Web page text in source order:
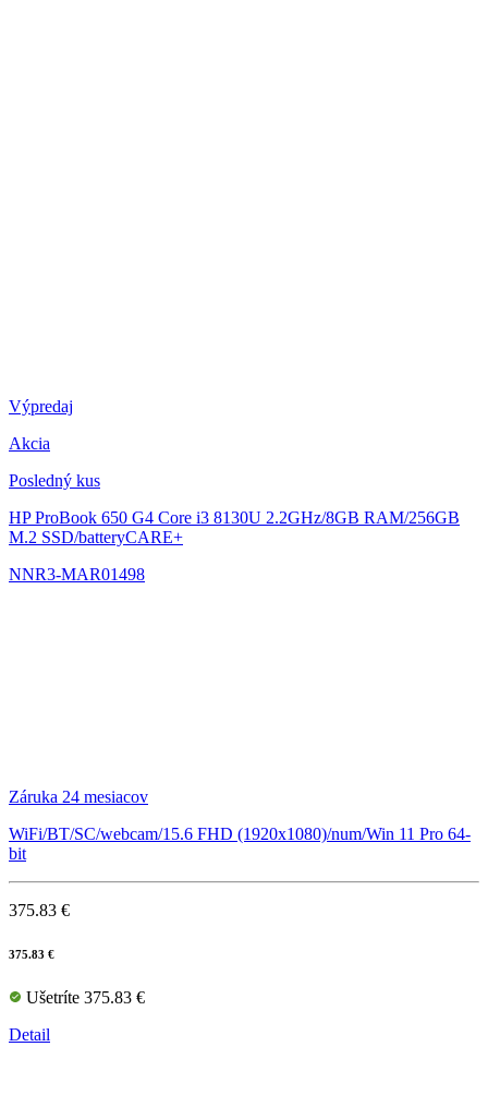
Výpredaj
Akcia
Posledný kus
HP ProBook 650 G4 Core i3 8130U 2.2GHz/8GB RAM/256GB
M.2 SSD/batteryCARE+
NNR3-MAR01498
Záruka 24 mesiacov
WiFi/BT/SC/webcam/15.6 FHD (1920x1080)/num/Win 11 Pro 64-
bit
375.83 €
375.83 €
Ušetríte 375.83 €
Detail